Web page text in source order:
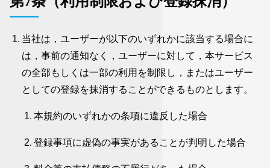
当社は，ユーザーが以下のいずれかに該当する場合に
は，事前の通知なく，ユーザーに対して，本サービス
の全部もしくは一部の利用を制限し，またはユーザー
としての登録を抹消することができるものとします。
本規約のいずれかの条項に違反した場合
登録事項に虚偽の事実があることが判明した場合